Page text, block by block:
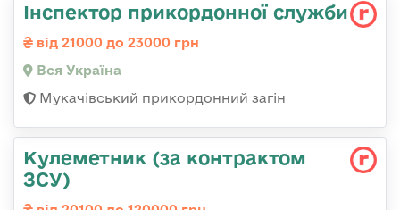
Інспектор прикордонної служби
від 21000 до 23000 грн
Вся Україна
Мукачівський прикордонний загін
Кулеметник (за контрактом
ЗСУ)